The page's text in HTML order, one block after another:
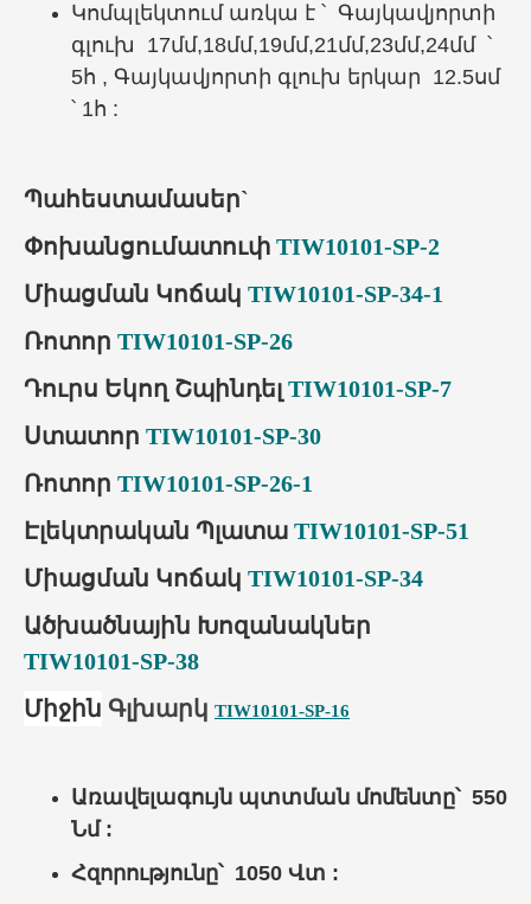
Կոմպլեկտում առկա է ՝ Գայկավյորտի
գլուխ 17մմ,18մմ,19մմ,21մմ,23մմ,24մմ ՝
5հ , Գայկավյորտի գլուխ երկար 12.5սմ
՝ 1հ :
Պահեստամասեր`
Փոխանցումատուփ TIW10101-SP-2
Միացման Կոճակ TIW10101-SP-34-1
Ռոտոր TIW10101-SP-26
Դուրս Եկող Շպինդել TIW10101-SP-7
Ստատոր TIW10101-SP-30
Ռոտոր TIW10101-SP-26-1
Էլեկտրական Պլատա TIW10101-SP-51
Միացման Կոճակ TIW10101-SP-34
Ածխածնային Խոզանակներ
TIW10101-SP-38
Միջին Գլխարկ TIW10101-SP-16
Առավելագույն պտտման մոմենտը՝ 550
Նմ :
Հզորությունը՝ 1050 Վտ :